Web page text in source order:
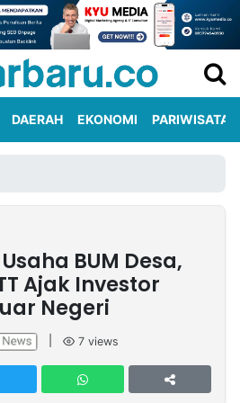
DAERAH EKONOMI PARIWISATA
BUM Desa,
Ajak Investor
Negeri
7 views